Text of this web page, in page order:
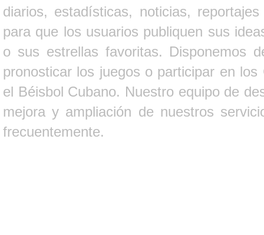
diarios, estadísticas, noticias,
para que los usuarios publiquen sus
o sus estrellas favoritas. Disponemos
pronosticar los juegos o participar en
el Béisbol Cubano. Nuestro equipo de
mejora y ampliación de nuestros
frecuentemente.